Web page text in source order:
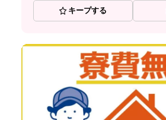
キープする